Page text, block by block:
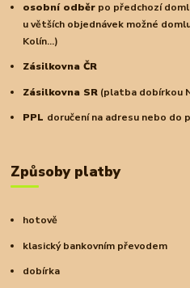
osobní odběr po předchozí
u větších objednávek možné
Kolín...)
Zásilkovna ČR
Zásilkovna SR (platba dobírkou
PPL doručení na adresu nebo do
Způsoby platby
hotově
klasický bankovním převodem
dobírka